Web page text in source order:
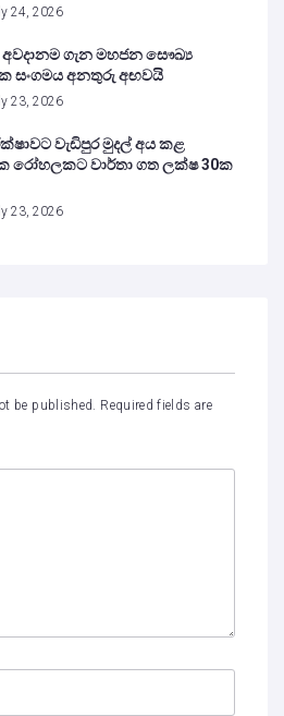
24, 2026
ගැන මහජන සෞඛ්‍ය
සංගමය අනතුරු අඟවයි
23, 2026
වැඩිපුර මුදල් අය කළ
රෝහලකට වාර්තා ගත ලක්ෂ 30ක
23, 2026
be published. Required fields are